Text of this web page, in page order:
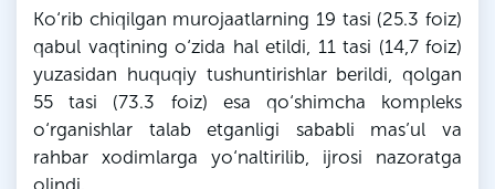
Ko‘rib chiqilgan murojaatlarning 19 tasi (25.3 foiz)
qabul vaqtining o‘zida hal etildi, 11 tasi (14,7 foiz)
yuzasidan huquqiy tushuntirishlar berildi, qolgan
55 tasi (73.3 foiz) esa qo‘shimcha kompleks
o‘rganishlar talab etganligi sababli mas’ul va
rahbar xodimlarga yo‘naltirilib, ijrosi nazoratga
olindi.